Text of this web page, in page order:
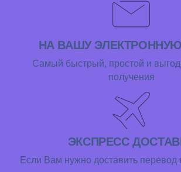
НА ВАШУ
Самый быстрый, простой и
получения
ЭКСПРЕСС
Если Вам нужно доставить перевод